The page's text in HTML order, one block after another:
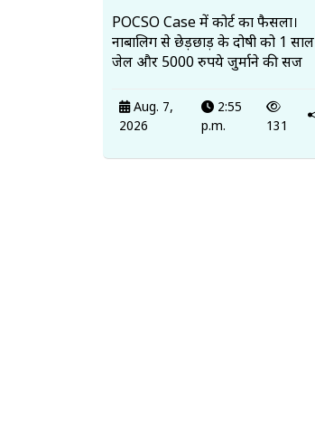
POCSO Case में कोर्ट का फैसला।
नाबालिग से छेड़छाड़ के दोषी को 1 साल
जेल और 5000 रुपये जुर्माने की सज
Aug. 7,
2026
2:55
p.m.
131